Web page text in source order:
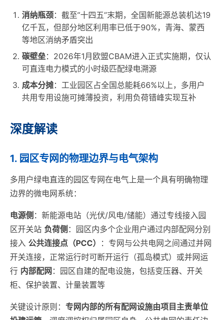
消纳瓶颈：截至”十四五”末期，全国新能源总装机达19
亿千瓦，但部分地区利用率已低于90%，青海、蒙西
等地区消纳矛盾突出
碳壁垒：2026年1月欧盟CBAM进入正式实施期，仅认
可直连电力模式的小时级匹配绿电溯源
成本分摊：工业园区占全国总能耗66%以上，多用户
共用专用设施可摊薄投资，利用负荷错峰实现互补
深度解读
1. 园区专网的物理边界与电气架构
多用户绿电直连的园区专网在电气上是一个具有明确物理
边界的微电网系统：
电源侧 ：新能源电站（光伏/风电/储能）通过专线接入园
区开关站 负荷侧 ：园区内多个企业用户通过内部配网分别
接入 公共连接点（PCC）
：专网与公共电网之间通过并网
开关连接，正常运行时可断开运行（孤岛模式）或并网运
行 内部配网 ：园区自建的配电设施，包括变压器、开关
柜、保护装置、计量装置等
关键设计原则： 专网内部的所有配网设施由项目主责单位